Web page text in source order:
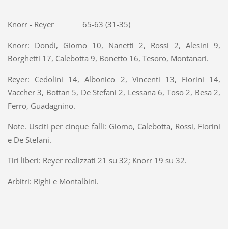
Knorr - Reyer 65-63 (31-35)
Knorr: Dondi, Giomo 10, Nanetti 2, Rossi 2, Alesini 9,
Borghetti 17, Calebotta 9, Bonetto 16, Tesoro, Montanari.
Reyer: Cedolini 14, Albonico 2, Vincenti 13, Fiorini 14,
Vaccher 3, Bottan 5, De Stefani 2, Lessana 6, Toso 2, Besa 2,
Ferro, Guadagnino.
Note. Usciti per cinque falli: Giomo, Calebotta, Rossi, Fiorini
e De Stefani.
Tiri liberi: Reyer realizzati 21 su 32; Knorr 19 su 32.
Arbitri: Righi e Montalbini.